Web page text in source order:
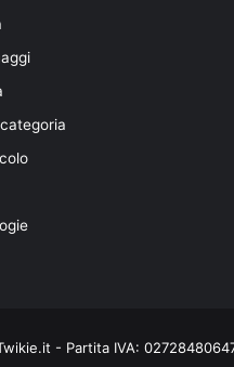
- Partita IVA: